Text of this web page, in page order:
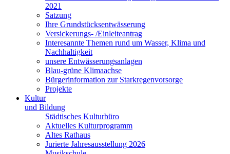
2021
Satzung
Ihre Grundstücksentwässerung
Versickerungs- /Einleiteantrag
Interesannte Themen rund um Wasser, Klima und
Nachhaltigkeit
unsere Entwässerungsanlagen
Blau-grüne Klimaachse
Bürgerinformation zur Starkregenvorsorge
Projekte
Kultur
und Bildung
Städtisches Kulturbüro
Aktuelles Kulturprogramm
Altes Rathaus
Jurierte Jahresausstellung 2026